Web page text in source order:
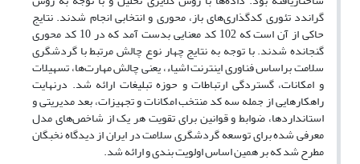
گراندد تئوری کدگذاری‌های باز، محوری و انتخابی انجام شدند. نتایج
حاکی از آن است که 102 کد معنایی بدست آمد که در 10 کد محوری
گنجانده شدند. با توجه به نتایج چهار نوع چالش مرتبط با گردشگری
سلامت براساس فناوری اینترنت اشیاء، یعنی چالش مهارت‌ها، تسهیلات
و امکانات، گستردگی ارتباطات و حوزه تبلیغات ارائه شد. درنهایت
راهکارهایی از جمله سه کد منتخب امکانات و تجهیزات، بعد مدیریتی و
استانداردها، ضوابط و قوانین برای تقویت هر یک از شاخص‌های مدل
معرفی شده برای توسعه گردشگری سلامت در ایران از دیدگاه نخبگان
مطرح شد که بر همین اساس اولویت بندی و ارائه شد.